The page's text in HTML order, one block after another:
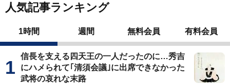
人気記事ランキング
1時間 週間 無料会員 有料会員
信長を支える四天王の一人だったのに…秀吉
にハメられて｢清須会議｣に出席できなかった
武将の哀れな末路